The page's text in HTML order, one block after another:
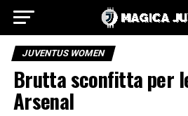
JUVENTUS WOMEN
Brutta sconfitta per
Arsenal